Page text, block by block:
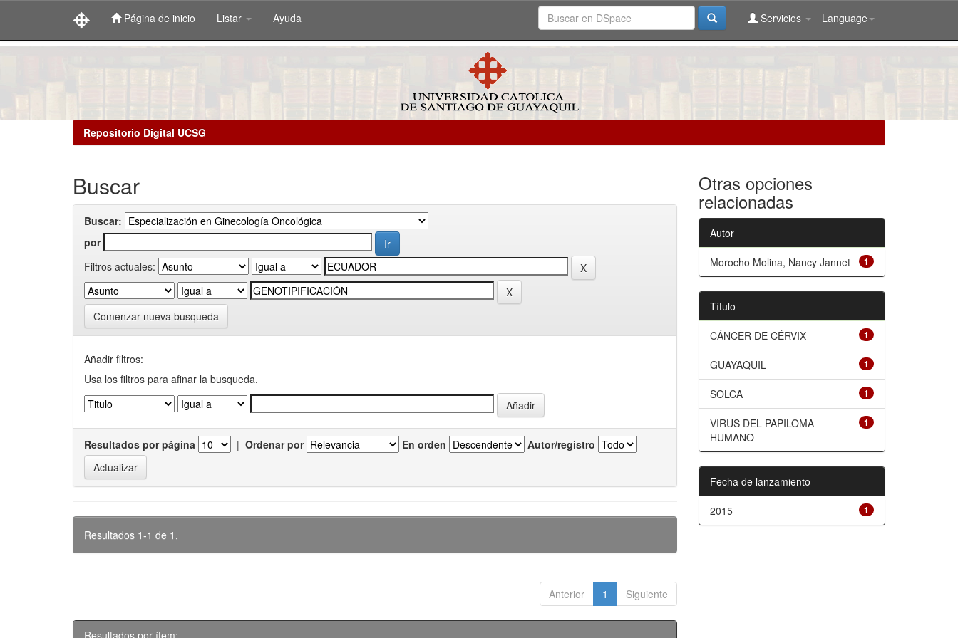
Página de inicio Listar Ayuda Language
Servicios
Repositorio Digital UCSG
Buscar
Buscar:
por
Filtros actuales:
Comenzar nueva busqueda
Añadir filtros:
Usa los filtros para afinar la busqueda.
Resultados por página | Ordenar por En orden Autor/registro
Resultados 1-1 de 1.
Anterior 1 Siguiente
Resultados por ítem:
Otras opciones
relacionadas
Autor
1
Morocho Molina, Nancy Jannet
Título
1
CÁNCER DE CÉRVIX
1
GUAYAQUIL
1
SOLCA
1
VIRUS DEL PAPILOMA
HUMANO
Fecha de lanzamiento
1
2015